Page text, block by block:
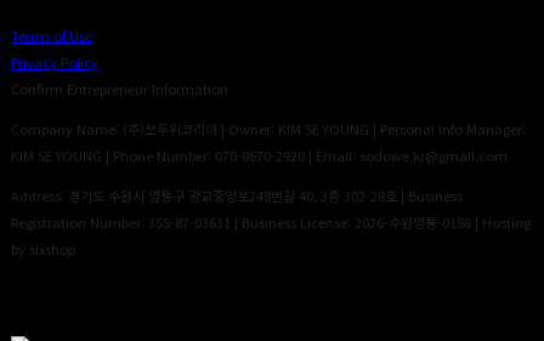
Terms of Use
Privacy Policy
Confirm Entrepreneur Information
Company Name: (주)쏘두위코리아 | Owner: KIM SE YOUNG | Personal Info Manager:
KIM SE YOUNG | Phone Number: 070-8670-2920 | Email: sodowe.kr@gmail.com
Address: 경기도 수원시 영통구 광교중앙로248번길 40, 3층 302-28호 | Business
Registration Number: 355-87-03631 | Business License: 2026-수원영통-0198 | Hosting
by sixshop